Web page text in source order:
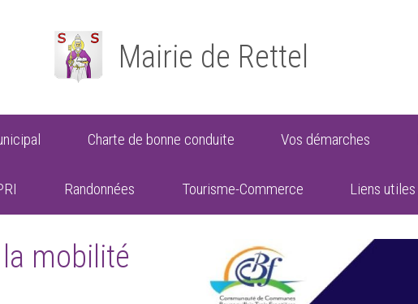
Mairie de Rettel
Charte de bonne conduite Vos démarches
Randonnées Tourisme-Commerce Liens utiles
mobilité